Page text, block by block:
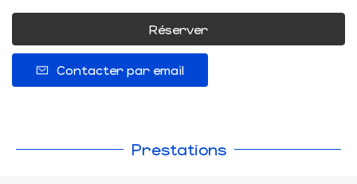
Réserver
Contacter par email
Prestations